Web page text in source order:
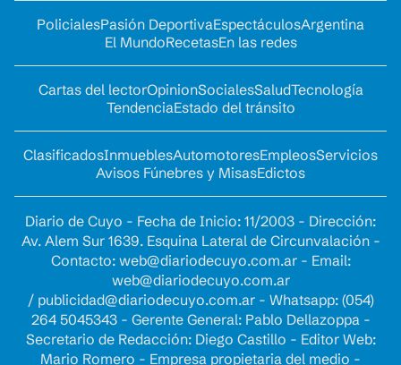
PolicialesPasión DeportivaEspectáculosArgentina
El MundoRecetasEn las redes
Cartas del lectorOpinionSocialesSaludTecnología
TendenciaEstado del tránsito
ClasificadosInmueblesAutomotoresEmpleosServicios
Avisos Fúnebres y MisasEdictos
Diario de Cuyo - Fecha de Inicio: 11/2003 - Dirección:
Av. Alem Sur 1639. Esquina Lateral de Circunvalación -
Contacto: web@diariodecuyo.com.ar- Email:
web@diariodecuyo.com.ar
/ publicidad@diariodecuyo.com.ar- Whatsapp: (054)
264 5045343 - Gerente General: Pablo Dellazoppa -
Secretario de Redacción: Diego Castillo - Editor Web:
Mario Romero - Empresa propietaria del medio -